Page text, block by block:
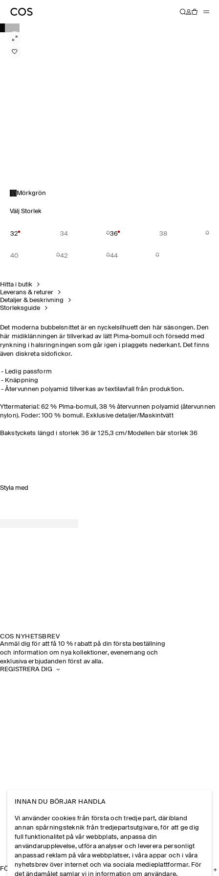
Mörkgrön
Välj Storlek
32 34 36 38
40 42 44
Hitta i butik
Leverans & returer
Detaljer & beskrivning
Storleksguide
Det moderna bubbelsnittet är en nyckelsilhuett den här säsongen. Den
här midiklänningen är tillverkad av lätt Pima-bomull och försedd med
rynkning i halsringningen som går igen i plaggets nederkant. Det finns
även diskreta sidofickor.
Ledig passform
Knäppning
Återvunnen polyamid tillverkas av textilavfall från produktion.
Yttermaterial: 62 % Pima-bomull, 38 % återvunnen polyamid (återvunnen
nylon). Foder: 100 % bomull. Exklusive detaljer/Maskintvätt
Bakstyckets längd i storlek 36 är 125,3 cm/Modellen bär storlek 36
Styla med
COS NYHETSBREV
Anmäl dig för att få 10 % rabatt på din första beställning
och information om nya kollektioner, evenemang och
exklusiva erbjudanden först av alla.
REGISTRERA DIG
FÖRETAGET
INNAN DU BÖRJAR HANDLA
Vi använder cookies från första och tredje part, däribland
annan spårningsteknik från tredjepartsutgivare, för att ge dig
full funktionalitet på vår webbplats, anpassa din
användarupplevelse, utföra analyser och leverera personligt
anpassad reklam på våra webbplatser, i våra appar och i våra
nyhetsbrev över internet och via sociala medieplattformar. För
det ändamålet samlar vi in information om användare,